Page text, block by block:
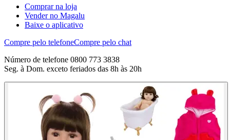
Comprar na loja
Vender no Magalu
Baixe o aplicativo
Compre pelo telefoneCompre pelo chat
Número de telefone 0800 773 3838
Seg. à Dom. exceto feriados das 8h às 20h